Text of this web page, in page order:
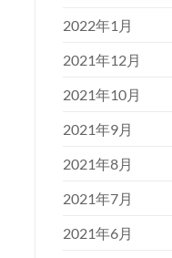
2022年1月
2021年12月
2021年10月
2021年9月
2021年8月
2021年7月
2021年6月